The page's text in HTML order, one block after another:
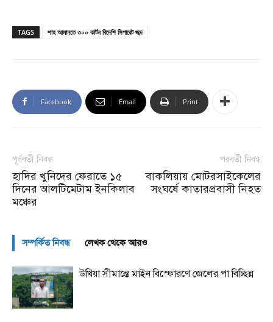
TAGS শাহ আমানতে ৩০০ কার্টন বিদেশি সিগারেট জব্দ
Facebook Email Print
পূর্ববর্তী নিবন্ধ
হাদির খুনিদের ফেরাতে ১৫
দিনের আলটিমেটাম ইনকিলাব
মঞ্চের
পরবর্তী নিবন্ধ
বাকলিয়ায় মোটরসাইকেলের
সংঘর্ষে কাতারপ্রবাসী নিহত
সম্পর্কিত নিবন্ধ লেখক থেকে আরও
উখিয়া সীমান্তে মাইন বিস্ফোরণে জেলের পা বিচ্ছিন্ন